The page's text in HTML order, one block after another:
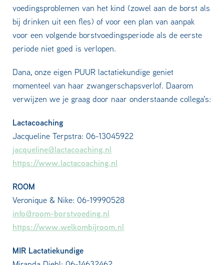
voedingsproblemen van het kind (zowel aan de borst als
bij drinken uit een fles) of voor een plan van aanpak
voor een volgende borstvoedingsperiode als de eerste
periode niet goed is verlopen.
Dana, onze eigen PUUR lactatiekundige geniet
momenteel van haar zwangerschapsverlof. Daarom
verwijzen we je graag door naar onderstaande collega's:
Lactacoaching
Jacqueline Terpstra: 06-13045922
jacqueline@lactacoaching.nl
https://www.lactacoaching.nl
ROOM
Veronique & Nike: 06-19990528
info@room-borstvoeding.nl
https://www.welkombijroom.nl
MIR Lactatiekundige